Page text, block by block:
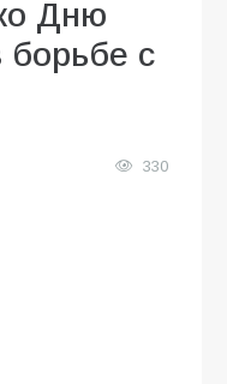
Дню
борьбе с
330